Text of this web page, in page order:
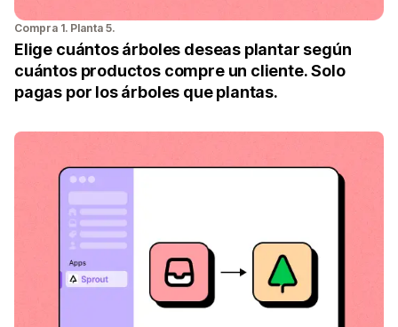
Compra 1. Planta 5.
Elige cuántos árboles deseas plantar según
cuántos productos compre un cliente. Solo
pagas por los árboles que plantas.